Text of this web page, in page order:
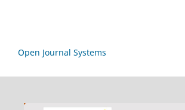
Open Journal Systems